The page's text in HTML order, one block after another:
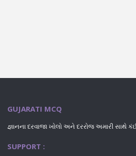
GUJARATI MCQ
જ્ઞાનના દરવાજા ખોલો અને દરરોજ અમારી સાથે
SUPPORT :